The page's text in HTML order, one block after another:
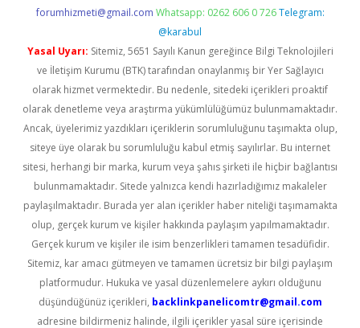
forumhizmeti@gmail.com Whatsapp: 0262 606 0 726 Telegram:
@karabul
Yasal Uyarı: Sitemiz, 5651 Sayılı Kanun gereğince Bilgi Teknolojileri
ve İletişim Kurumu (BTK) tarafından onaylanmış bir Yer Sağlayıcı
olarak hizmet vermektedir. Bu nedenle, sitedeki içerikleri proaktif
olarak denetleme veya araştırma yükümlülüğümüz bulunmamaktadır.
Ancak, üyelerimiz yazdıkları içeriklerin sorumluluğunu taşımakta olup,
siteye üye olarak bu sorumluluğu kabul etmiş sayılırlar. Bu internet
sitesi, herhangi bir marka, kurum veya şahıs şirketi ile hiçbir bağlantısı
bulunmamaktadır. Sitede yalnızca kendi hazırladığımız makaleler
paylaşılmaktadır. Burada yer alan içerikler haber niteliği taşımamakta
olup, gerçek kurum ve kişiler hakkında paylaşım yapılmamaktadır.
Gerçek kurum ve kişiler ile isim benzerlikleri tamamen tesadüfidir.
Sitemiz, kar amacı gütmeyen ve tamamen ücretsiz bir bilgi paylaşım
platformudur. Hukuka ve yasal düzenlemelere aykırı olduğunu
düşündüğünüz içerikleri, backlinkpanelicomtr@gmail.com
adresine bildirmeniz halinde, ilgili içerikler yasal süre içerisinde